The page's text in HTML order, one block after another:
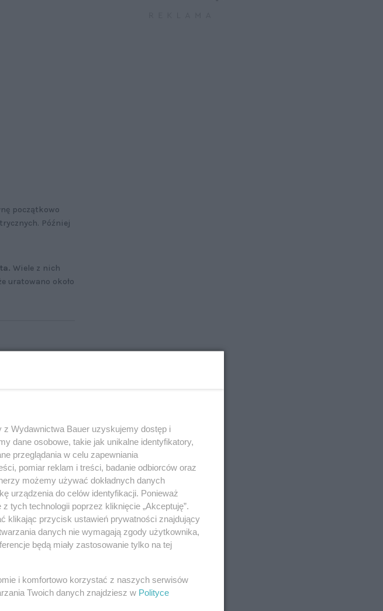
początkowo
Później
Wiele z nich
uratowano około
z Wydawnictwa Bauer uzyskujemy dostęp i
dane osobowe, takie jak unikalne identyfikatory,
przeglądania w celu zapewniania
pomiar reklam i treści, badanie odbiorców oraz
możemy używać dokładnych danych
urządzenia do celów identyfikacji. Ponieważ
tych technologii poprzez kliknięcie „Akceptuję”.
klikając przycisk ustawień prywatności znajdujący
danych nie wymagają zgody użytkownika,
będą miały zastosowanie tylko na tej
i komfortowo korzystać z naszych serwisów
Twoich danych znajdziesz w Polityce